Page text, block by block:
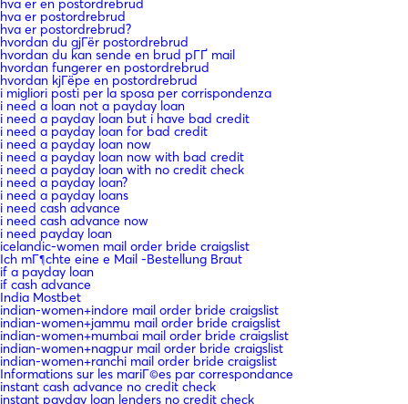
hva er en postordrebrud
hva er postordrebrud
hva er postordrebrud?
hvordan du gjГёr postordrebrud
hvordan du kan sende en brud pГҐ mail
hvordan fungerer en postordrebrud
hvordan kjГёpe en postordrebrud
i migliori posti per la sposa per corrispondenza
i need a loan not a payday loan
i need a payday loan but i have bad credit
i need a payday loan for bad credit
i need a payday loan now
i need a payday loan now with bad credit
i need a payday loan with no credit check
i need a payday loan?
i need a payday loans
i need cash advance
i need cash advance now
i need payday loan
icelandic-women mail order bride craigslist
Ich mГ¶chte eine e Mail -Bestellung Braut
if a payday loan
if cash advance
India Mostbet
indian-women+indore mail order bride craigslist
indian-women+jammu mail order bride craigslist
indian-women+mumbai mail order bride craigslist
indian-women+nagpur mail order bride craigslist
indian-women+ranchi mail order bride craigslist
Informations sur les mariГ©es par correspondance
instant cash advance no credit check
instant payday loan lenders no credit check